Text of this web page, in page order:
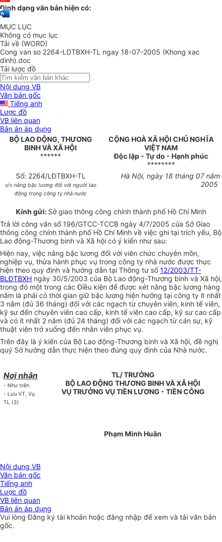
Định dạng văn bản hiện có:
MỤC LỤC
Không có mục lục
Tải về (WORD)
Cong van so 2264-LDTBXH-TL ngay 18-07-2005 (Khong xac
dinh).doc
Tải lược đồ
Nội dung VB
Văn bản gốc
Tiếng anh
Lược đồ
VB liên quan
Bản án áp dụng
BỘ LAO ĐỘNG, THƯƠNG
BINH VÀ XÃ HỘI
******
CỘNG HOÀ XÃ HỘI CHỦ NGHĨA
VIỆT NAM
Độc lập - Tự do - Hạnh phúc
********
Số: 2264/LĐTBXH-TL
v/v nâng bậc lương đối với người lao
động trong công ty nhà nước
Hà Nội, ngày 18 tháng 07 năm
2005
Kính gửi: Sở giao thông công chính thành phố Hồ Chí Minh
Trả lời công văn số 196/GTCC-TCCB ngày 4/7/2005 của Sở Giao
thông công chính thành phố Hồ Chí Minh về việc ghi tại trích yếu, Bộ
Lao động-Thương binh và Xã hội có ý kiến như sau:
Hiện nay, việc nâng bậc lương đối với viên chức chuyên môn,
nghiệp vụ, thừa hành phục vụ trong công ty nhà nước được thực
hiện theo quy định và hướng dẫn tại Thông tư số12/2003/TT-
BLĐTBXH ngày 30/5/2003 của Bộ Lao động-Thương binh và Xã hội,
trong đó một trong các Điều kiện để được xét nâng bậc lương hàng
năm là phải có thời gian giữ bậc lương hiện hưởng tại công ty ít nhất
3 năm (đủ 36 tháng) đối với các ngạch từ chuyên viên, kinh tế viên,
kỹ sư đến chuyên viên cao cấp, kinh tế viên cao cấp, kỹ sư cao cấp
và có ít nhất 2 năm (đủ 24 tháng) đối với các ngạch từ cán sự, kỹ
thuật viên trở xuống đến nhân viên phục vụ.
Trên đây là ý kiến của Bộ Lao động-Thương binh và Xã hội, đề nghị
quý Sở hướng dẫn thực hiện theo đúng quy định của Nhà nước.
Nơi nhận
- Như trên
- Lưu VT, Vụ
TL (3)
TL/ TRƯỞNG
BỘ LAO ĐỘNG THƯƠNG BINH VÀ XÃ HỘI
VỤ TRƯỞNG VỤ TIỀN LƯƠNG - TIỀN CÔNG
Phạm Minh Huân
Nội dung VB
Văn bản gốc
Tiếng anh
Lược đồ
VB liên quan
Bản án áp dụng
Vui lòngĐăng ký tài khoản hoặc đăng nhập để xem và tải văn bản
gốc.